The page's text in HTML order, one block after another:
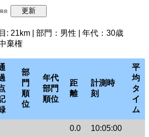
: 21km | 部門：男性 | 年代：30歳
棄権
部
門
順
位
年代
部門
順位
距
離
計測時
刻
平
均
タ
イ
ム
0.0 10:05:00